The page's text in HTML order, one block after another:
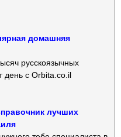
домашняя
русскоязычных
день с Orbita.co.il
лучших